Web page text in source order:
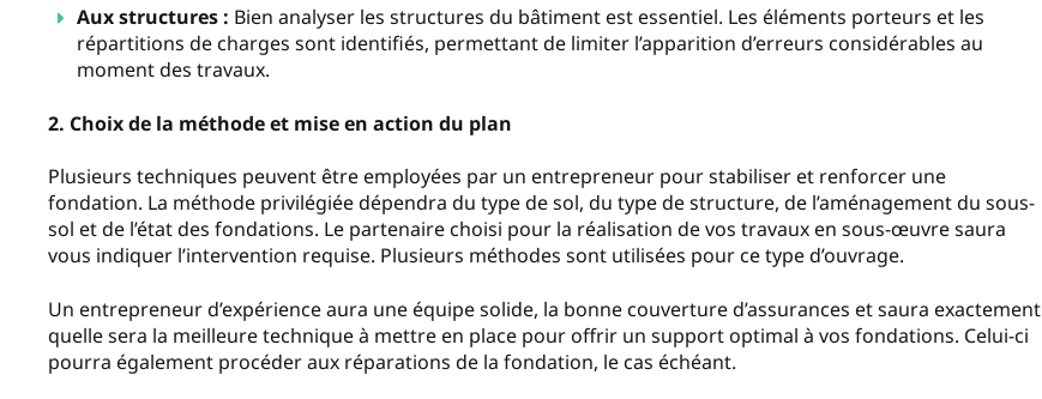
Aux structures : Bien analyser les structures du bâtiment est essentiel. Les éléments porteurs et les
répartitions de charges sont identifiés, permettant de limiter l’apparition d’erreurs considérables au
moment des travaux.
2. Choix de la méthode et mise en action du plan
Plusieurs techniques peuvent être employées par un entrepreneur pour stabiliser et renforcer une
fondation. La méthode privilégiée dépendra du type de sol, du type de structure, de l’aménagement du sous-
sol et de l’état des fondations. Le partenaire choisi pour la réalisation de vos travaux en sous-œuvre saura
vous indiquer l’intervention requise. Plusieurs méthodes sont utilisées pour ce type d’ouvrage.
Un entrepreneur d’expérience aura une équipe solide, la bonne couverture d’assurances et saura exactement
quelle sera la meilleure technique à mettre en place pour offrir un support optimal à vos fondations. Celui-ci
pourra également procéder aux réparations de la fondation, le cas échéant.